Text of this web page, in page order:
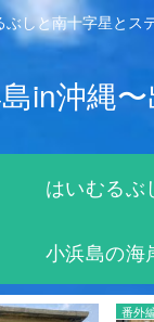
ぶしと南十字星とス
in沖縄
はいむるぶ
小浜島の海
小浜